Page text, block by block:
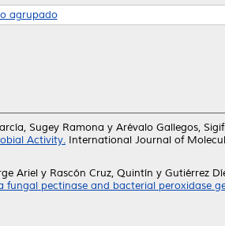
agrupado
Sugey Ramona y Arévalo Gallegos,
Activity. International Journal of
Ariel y Rascón Cruz, Quintín y Gutiérrez
fungal pectinase and bacterial peroxidase